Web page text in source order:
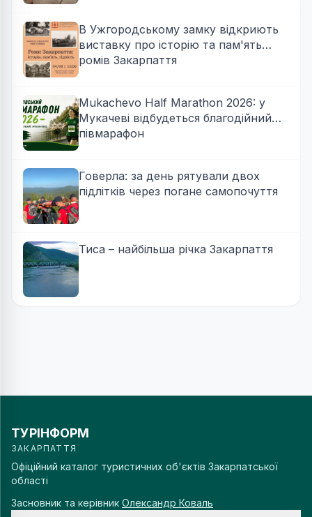
В Ужгородському замку відкриють
виставку про історію та пам'ять
ромів Закарпаття
Mukachevo Half Marathon 2026: у
Мукачеві відбудеться благодійний
півмарафон
Говерла: за день рятували двох
підлітків через погане самопочуття
Тиса – найбільша річка Закарпаття
ТУРІНФОРМ
ЗАКАРПАТТЯ
Офіційний каталог туристичних об'єктів Закарпатської
області
Засновник та керівник Олександр Коваль